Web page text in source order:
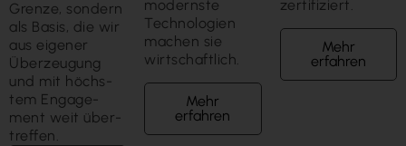
Grenze, sondern
als Basis, die wir
aus eigener
Über­zeugung
und mit höchs­
tem Engage­
ment weit über­
treffen.
modernste
Technologien
machen sie
wirtschaftlich.
Mehr
erfahren
zertifiziert.
Mehr
erfahren